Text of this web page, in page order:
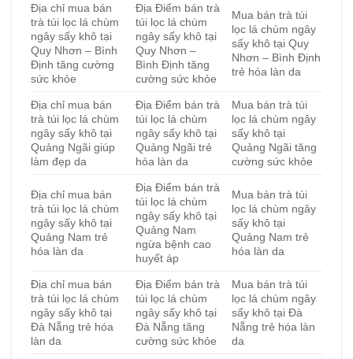
Địa chỉ mua bán
trà túi lọc lá chùm
ngây sấy khô tại
Quy Nhơn – Bình
Định tăng cường
sức khỏe
Địa Điểm bán trà
túi lọc lá chùm
ngây sấy khô tại
Quy Nhơn –
Bình Định tăng
cường sức khỏe
Mua bán trà túi
lọc lá chùm ngây
sấy khô tại Quy
Nhơn – Bình Định
trẻ hóa làn da
Địa chỉ mua bán
trà túi lọc lá chùm
ngây sấy khô tại
Quảng Ngãi giúp
làm đẹp da
Địa Điểm bán trà
túi lọc lá chùm
ngây sấy khô tại
Quảng Ngãi trẻ
hóa làn da
Mua bán trà túi
lọc lá chùm ngây
sấy khô tại
Quảng Ngãi tăng
cường sức khỏe
Địa chỉ mua bán
trà túi lọc lá chùm
ngây sấy khô tại
Quảng Nam trẻ
hóa làn da
Địa Điểm bán trà
túi lọc lá chùm
ngây sấy khô tại
Quảng Nam
ngừa bệnh cao
huyết áp
Mua bán trà túi
lọc lá chùm ngây
sấy khô tại
Quảng Nam trẻ
hóa làn da
Địa chỉ mua bán
trà túi lọc lá chùm
ngây sấy khô tại
Đà Nẵng trẻ hóa
làn da
Địa Điểm bán trà
túi lọc lá chùm
ngây sấy khô tại
Đà Nẵng tăng
cường sức khỏe
Mua bán trà túi
lọc lá chùm ngây
sấy khô tại Đà
Nẵng trẻ hóa làn
da